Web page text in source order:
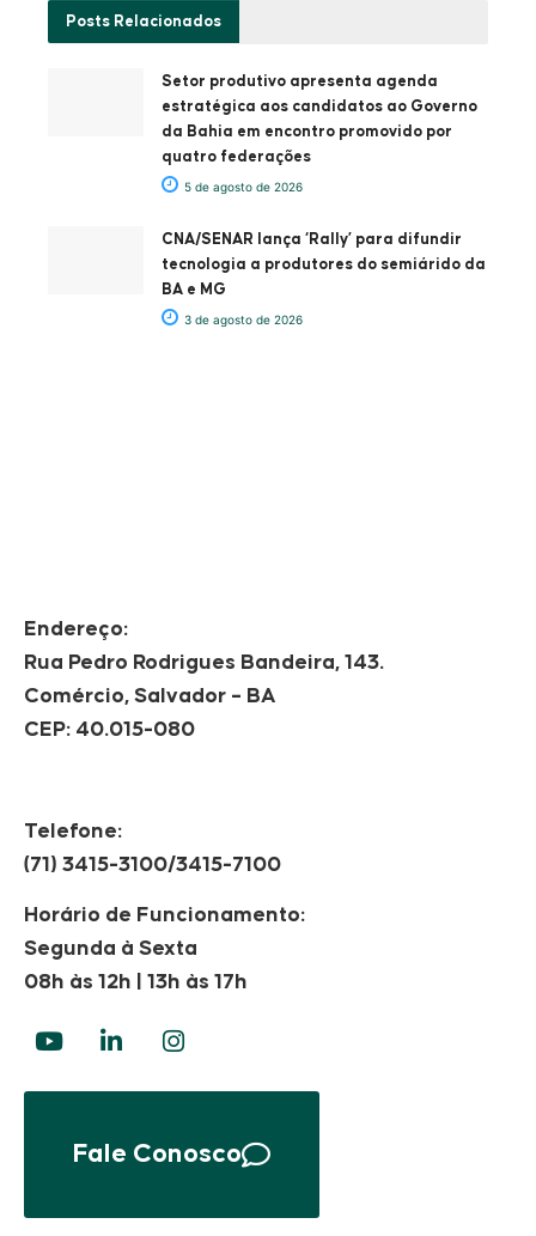
Posts Relacionados
Setor produtivo apresenta agenda
estratégica aos candidatos ao Governo
da Bahia em encontro promovido por
quatro federações
5 de agosto de 2026
CNA/SENAR lança ‘Rally’ para difundir
tecnologia a produtores do semiárido da
BA e MG
3 de agosto de 2026
Endereço:
Rua Pedro Rodrigues Bandeira, 143.
Comércio, Salvador – BA
CEP: 40.015-080
Telefone:
(71) 3415-3100/3415-7100
Horário de Funcionamento:
Segunda à Sexta
08h às 12h | 13h às 17h
Fale Conosco